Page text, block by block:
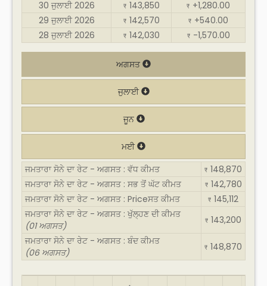
30 ਜੁਲਾਈ 2026
₹ 143,850 ₹ +1,280.00
29 ਜੁਲਾਈ 2026
₹ 142,570 ₹ +540.00
28 ਜੁਲਾਈ 2026
₹ 142,030 ₹ -1,570.00
ਅਗਸਤ
ਜੁਲਾਈ
ਜੂਨ
ਮਈ
ਜਮਤਾਰਾ ਸੋਨੇ ਦਾ ਰੇਟ - ਅਗਸਤ : ਵੱਧ ਕੀਮਤ
₹ 148,870
ਜਮਤਾਰਾ ਸੋਨੇ ਦਾ ਰੇਟ - ਅਗਸਤ : ਸਭ ਤੋਂ ਘੱਟ ਕੀਮਤ
₹ 142,780
ਜਮਤਾਰਾ ਸੋਨੇ ਦਾ ਰੇਟ - ਅਗਸਤ : Priceਸਤ ਕੀਮਤ
₹ 145,112
ਜਮਤਾਰਾ ਸੋਨੇ ਦਾ ਰੇਟ - ਅਗਸਤ : ਖੁੱਲ੍ਹਣ ਦੀ ਕੀਮਤ
(01 ਅਗਸਤ)
₹ 143,200
ਜਮਤਾਰਾ ਸੋਨੇ ਦਾ ਰੇਟ - ਅਗਸਤ : ਬੰਦ ਕੀਮਤ
(06 ਅਗਸਤ)
₹ 148,870